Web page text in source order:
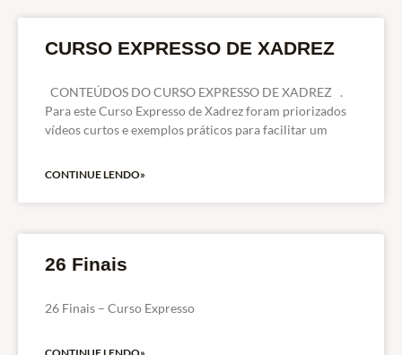
CURSO EXPRESSO DE XADREZ
CONTEÚDOS DO CURSO EXPRESSO DE XADREZ .
Para este Curso Expresso de Xadrez foram priorizados
vídeos curtos e exemplos práticos para facilitar um
CONTINUE LENDO»
26 Finais
26 Finais – Curso Expresso